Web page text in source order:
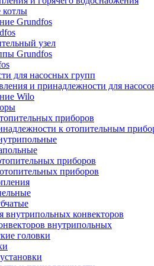
котлы
Grundfos
узел
Grundfos
для насосных групп
и принадлежности для
Wilo
приборов
к отопительным
приборов
приборов
внутрипольных конвекторов
внутрипольных
головки